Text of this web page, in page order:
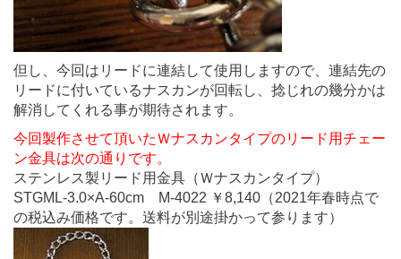
但し、今回はリードに連結して使用しますので、連結先の
リードに付いているナスカンが回転し、捻じれの幾分かは
解消してくれる事が期待されます。
今回製作させて頂いたＷナスカンタイプのリード用チェー
ン金具は次の通りです。
ステンレス製リード用金具（Ｗナスカンタイプ）
STGML-3.0×A-60cm M-4022 ￥8,140（2021年春時点で
の税込み価格です。送料が別途掛かって参ります）